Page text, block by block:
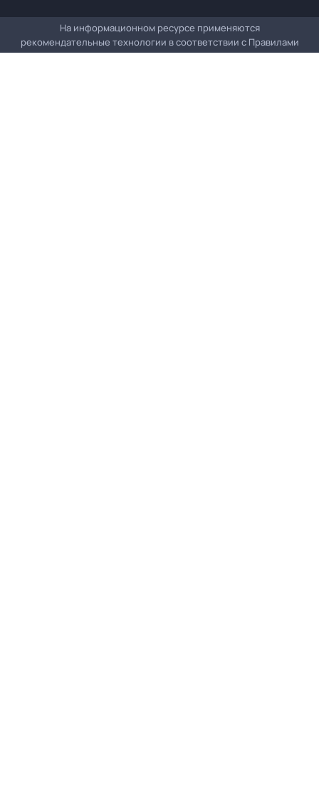
На информационном ресурсе применяются
рекомендательные технологии в соответствии с Правилами